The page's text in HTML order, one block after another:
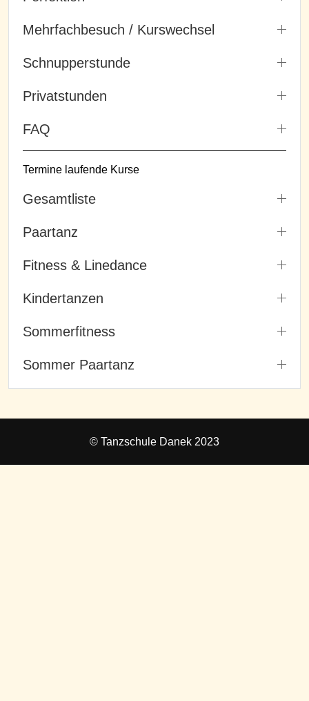
Mehrfachbesuch / Kurswechsel
Schnupperstunde
Privatstunden
FAQ
Termine laufende Kurse
Gesamtliste
Paartanz
Fitness & Linedance
Kindertanzen
Sommerfitness
Sommer Paartanz
© Tanzschule Danek 2023